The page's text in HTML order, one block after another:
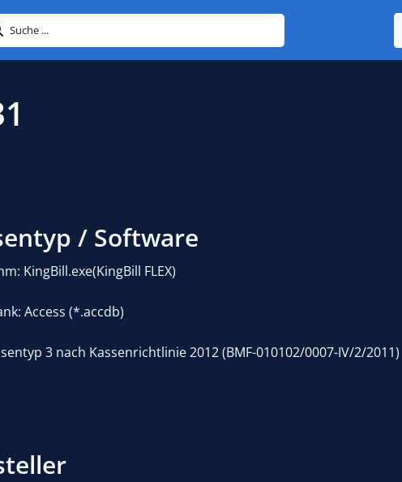
Suche ...
/ Software
KingBill.exe(KingBill FLEX)
Access (*.accdb)
3 nach Kassenrichtlinie 2012 (BMF-010102/0007-IV/2/2011)